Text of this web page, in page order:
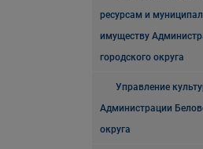
ресурсам и
имуществу
городского округа
Управление
Администрации
округа